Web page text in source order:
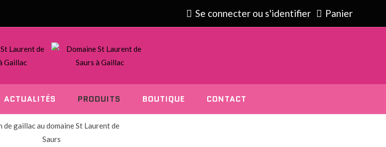
Se connecterou s'identifier Panier
ACTUALITÉS PRODUITS BOUTIQUE CONTACT